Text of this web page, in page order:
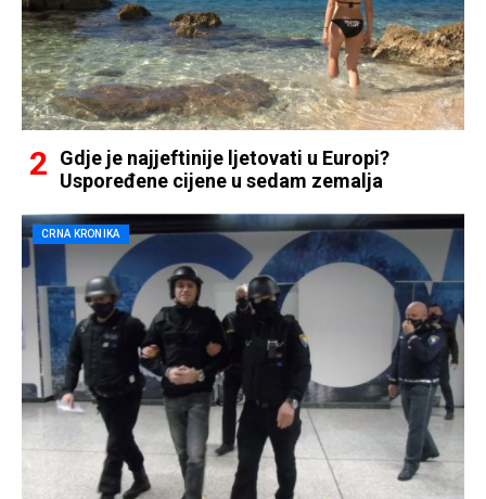
Gdje je najjeftinije ljetovati u Europi?
Uspoređene cijene u sedam zemalja
CRNA KRONIKA